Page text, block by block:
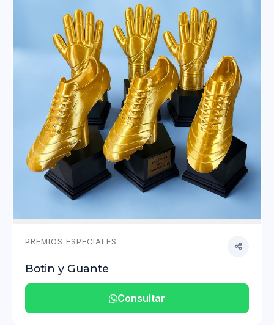
PREMIOS ESPECIALES
Botin y Guante
Consultar